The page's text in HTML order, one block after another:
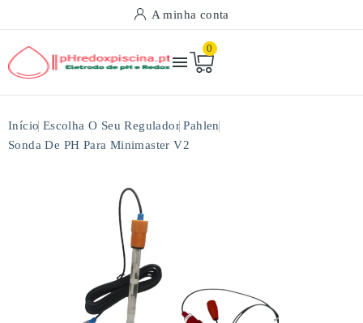
A minha conta

0
Início Escolha O Seu Regulador Pahlen
Sonda De PH Para Minimaster V2